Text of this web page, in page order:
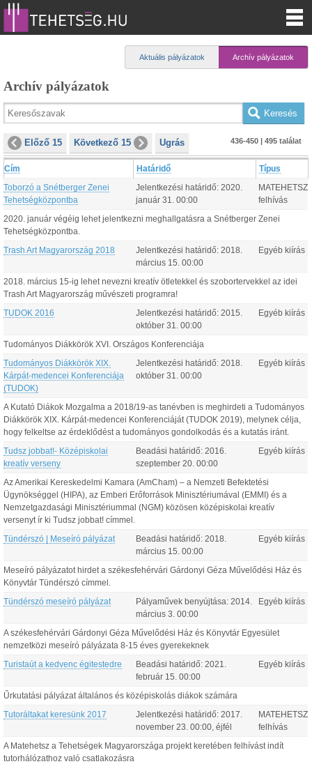
Aktuális pályázatok Archív pályázatok
Archív pályázatok
Előző 15 Következő 15 Ugrás 436-450 | 495 találat
Cím Határidő Típus
Toborzó a Snétberger Zenei
Tehetségközpontba
Jelentkezési határidő: 2020.
január 31 00:00
MATEHETSZ
felhívás
2020. január végéig lehet jelentkezni meghallgatásra a Snétberger Zenei
Tehetségközpontba.
Trash Art Magyarország 2018 Jelentkezési határidő: 2018.
március 15 00:00
Egyéb kiírás
2018. március 15-ig lehet nevezni kreatív ötletekkel és szobortervekkel az idei
Trash Art Magyarország művészeti programra!
TUDOK 2016 Jelentkezési határidő: 2015.
október 31 00:00
Egyéb kiírás
Tudományos Diákkörök XVI. Országos Konferenciája
Tudományos Diákkörök XIX.
Kárpát-medencei Konferenciája
(TUDOK)
Jelentkezési határidő: 2018.
október 31 00:00
Egyéb kiírás
A Kutató Diákok Mozgalma a 2018/19-as tanévben is meghirdeti a Tudományos
Diákkörök XIX. Kárpát-medencei Konferenciáját (TUDOK 2019), melynek célja,
hogy felkeltse az érdeklődést a tudományos gondolkodás és a kutatás iránt.
Tudsz jobbat!- Középiskolai
kreatív verseny
Beadási határidő: 2016.
szeptember 20 00:00
Egyéb kiírás
Az Amerikai Kereskedelmi Kamara (AmCham) – a Nemzeti Befektetési
Ügynökséggel (HIPA), az Emberi Erőforrások Minisztériumával (EMMI) és a
Nemzetgazdasági Minisztériummal (NGM) közösen középiskolai kreatív
versenyt ír ki Tudsz jobbat! címmel.
Tündérszó | Meseíró pályázat Beadási határidő: 2018.
március 15 00:00
Egyéb kiírás
Meseíró pályázatot hirdet a székesfehérvári Gárdonyi Géza Művelődési Ház és
Könyvtár Tündérszó címmel.
Tündérszó meseíró pályázat Pályaművek benyújtása: 2014.
március 3 00:00
Egyéb kiírás
A székesfehérvári Gárdonyi Géza Művelődési Ház és Könyvtár Egyesület
nemzetközi meseíró pályázata 8-15 éves gyerekeknek
Turistaút a kedvenc égitestedre Beadási határidő: 2021.
február 15 00:00
Egyéb kiírás
Űrkutatási pályázat általános és középiskolás diákok számára
Tutoráltakat keresünk 2017 Jelentkezési határidő: 2017.
november 23 00:00 , éjfél
MATEHETSZ
felhívás
A Matehetsz a Tehetségek Magyarországa projekt keretében felhívást indít
tutorhálózathoz való csatlakozásra